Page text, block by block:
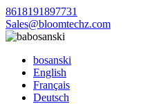
8618191897731
Sales@bloomtechz.com
bosanski
bosanski
English
Français
Deutsch